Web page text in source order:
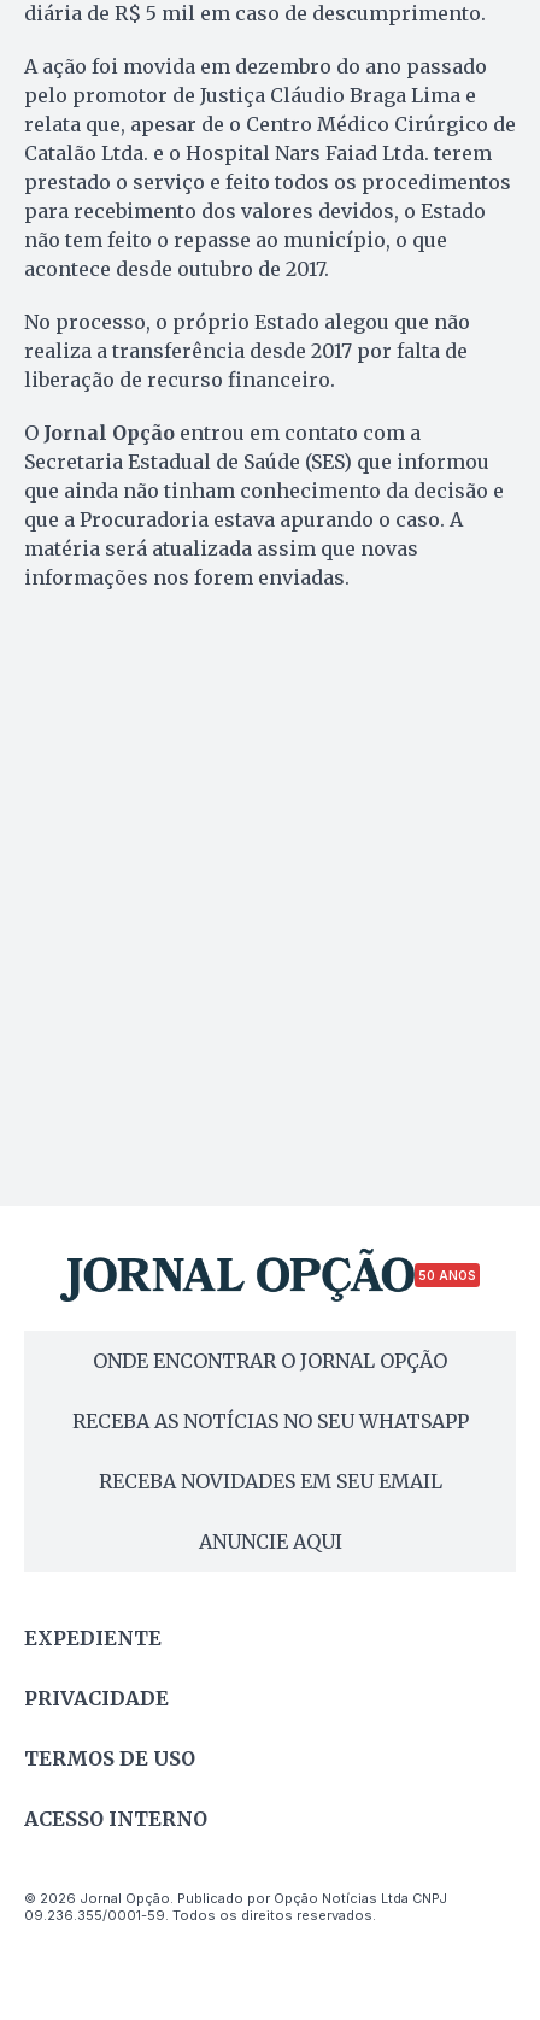
diária de R$ 5 mil em caso de descumprimento.
A ação foi movida em dezembro do ano passado
pelo promotor de Justiça Cláudio Braga Lima e
relata que, apesar de o Centro Médico Cirúrgico de
Catalão Ltda. e o Hospital Nars Faiad Ltda. terem
prestado o serviço e feito todos os procedimentos
para recebimento dos valores devidos, o Estado
não tem feito o repasse ao município, o que
acontece desde outubro de 2017.
No processo, o próprio Estado alegou que não
realiza a transferência desde 2017 por falta de
liberação de recurso financeiro.
O Jornal Opção entrou em contato com a
Secretaria Estadual de Saúde (SES) que informou
que ainda não tinham conhecimento da decisão e
que a Procuradoria estava apurando o caso. A
matéria será atualizada assim que novas
informações nos forem enviadas.
50 ANOS
ONDE ENCONTRAR O JORNAL OPÇÃO
RECEBA AS NOTÍCIAS NO SEU WHATSAPP
RECEBA NOVIDADES EM SEU EMAIL
ANUNCIE AQUI
EXPEDIENTE
PRIVACIDADE
TERMOS DE USO
ACESSO INTERNO
© 2026 Jornal Opção. Publicado por Opção Notícias Ltda CNPJ
09.236.355/0001-59. Todos os direitos reservados.